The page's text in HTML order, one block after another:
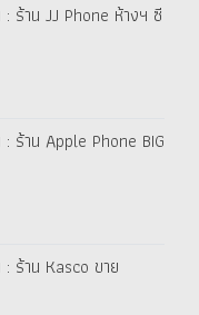
ร้าน JJ Phone ห้างฯ ซี
ร้าน Apple Phone BIG
ร้าน Kasco ขาย